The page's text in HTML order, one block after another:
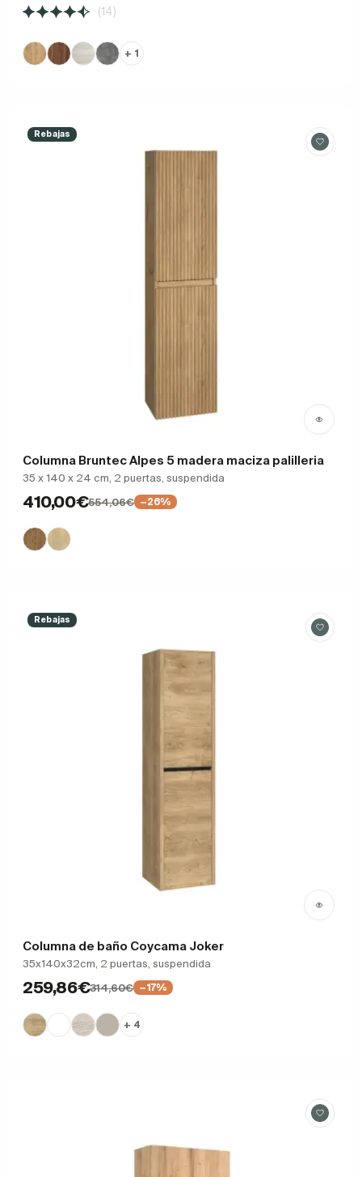
(14)
+ 1
Rebajas
Columna Bruntec Alpes 5 madera maciza palilleria
35 x 140 x 24 cm, 2 puertas, suspendida
410,00€554,06€ −26%
Rebajas
Columna de baño Coycama Joker
35x140x32cm, 2 puertas, suspendida
259,86€314,60€ −17%
+ 4